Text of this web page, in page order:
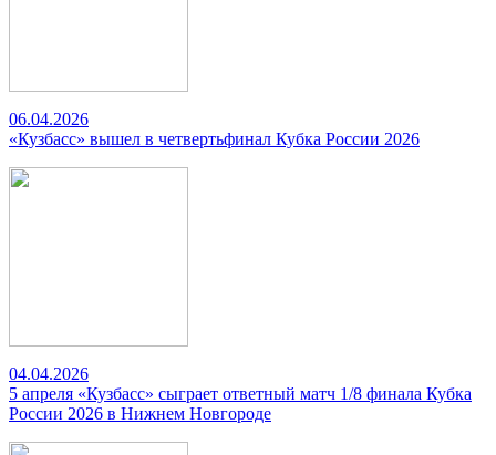
06.04.2026
«Кузбасс» вышел в четвертьфинал Кубка России 2026
04.04.2026
5 апреля «Кузбасс» сыграет ответный матч 1/8 финала Кубка
России 2026 в Нижнем Новгороде